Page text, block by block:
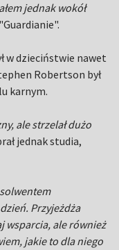
jednak wokół
w dzieciństwie nawet
Robertson był
karnym.
ale strzelał dużo
jednak studia,
Przyjeżdża
wsparcia, ale również
jakie to dla niego